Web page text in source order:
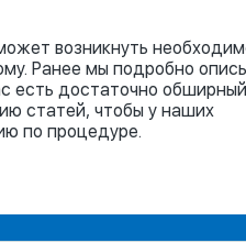
возникнуть
Ранее мы подробно
есть достаточно
статей, чтобы у наших
по процедуре.